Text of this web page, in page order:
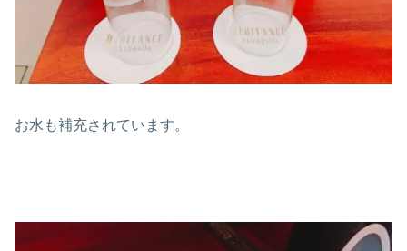
お水も補充されています。